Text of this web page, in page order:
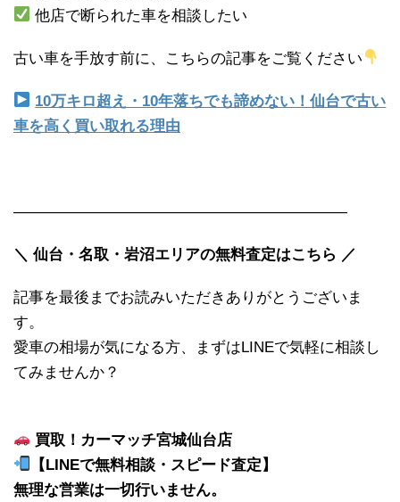
他店で断られた車を相談したい
古い車を手放す前に、こちらの記事をご覧ください
10万キロ超え・10年落ちでも諦めない！仙台で古い
車を高く買い取れる理由
――――――――――――――――――――――
＼ 仙台・名取・岩沼エリアの無料査定はこちら ／
記事を最後までお読みいただきありがとうございま
す。
愛車の相場が気になる方、まずはLINEで気軽に相談し
てみませんか？
買取！カーマッチ宮城仙台店
【LINEで無料相談・スピード査定】
無理な営業は一切行いません。